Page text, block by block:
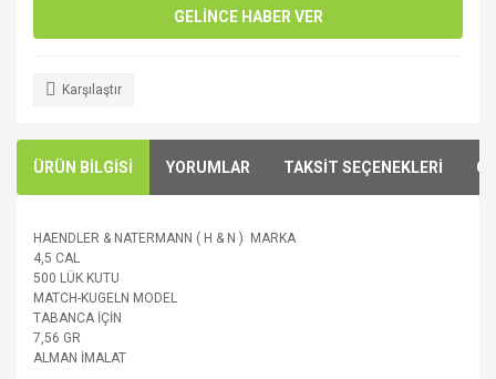
GELİNCE HABER VER
Karşılaştır
ÜRÜN BİLGİSİ YORUMLAR TAKSİT SEÇENEKLERİ
HAENDLER & NATERMANN ( H & N ) MARKA
4,5 CAL
500 LÜK KUTU
MATCH-KUGELN MODEL
TABANCA İÇİN
7,56 GR
ALMAN İMALAT